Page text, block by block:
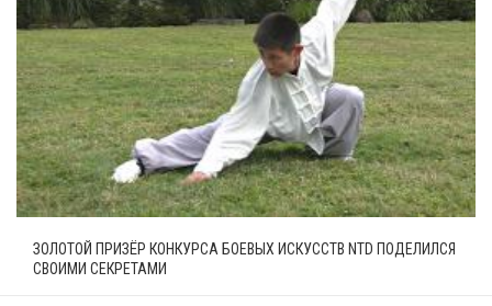
ЗОЛОТОЙ ПРИЗЁР КОНКУРСА БОЕВЫХ ИСКУССТВ NTD ПОДЕЛИЛСЯ
СВОИМИ СЕКРЕТАМИ